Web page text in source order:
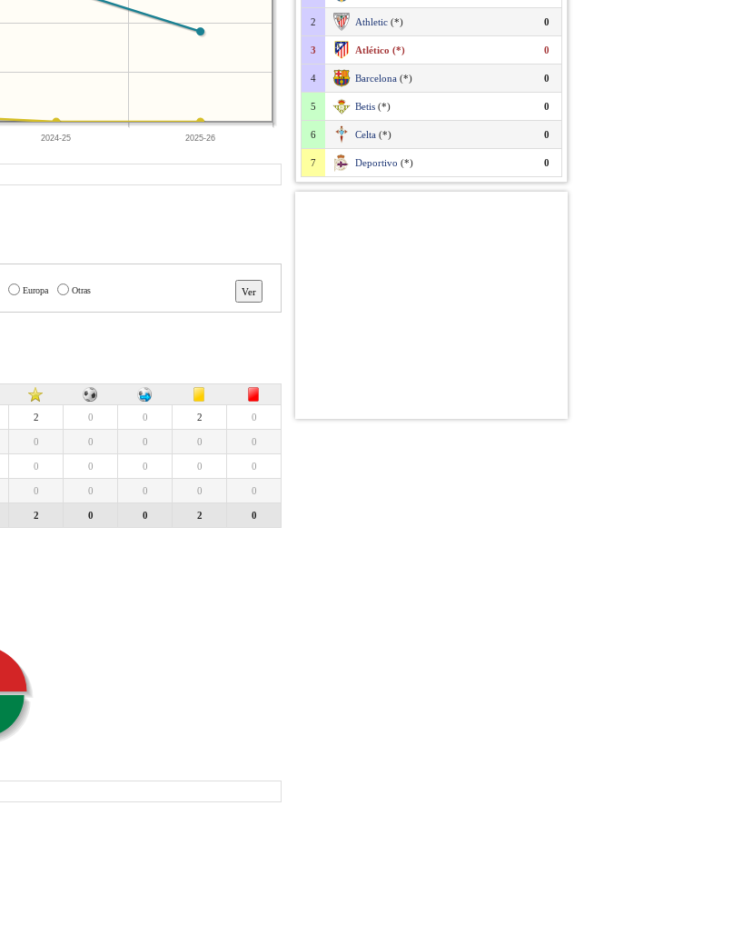
2024-25 2025-26
Europa Otras
2 0 0 2 0
0 0 0 0 0
0 0 0 0 0
0 0 0 0 0
2 0 0 2 0
2 Athletic (*) 0
3 Atlético (*) 0
4 Barcelona (*) 0
5 Betis (*) 0
6 Celta (*) 0
7 Deportivo (*) 0